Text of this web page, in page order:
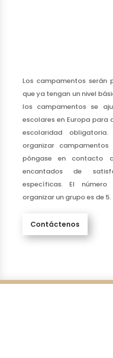
Los campamentos serán
que ya tengan un nivel
los campamentos se
escolares en Europa para
escolaridad
organizar
póngase en contacto
encantados de
específicas. El
organizar un grupo es de 5.
Contáctenos